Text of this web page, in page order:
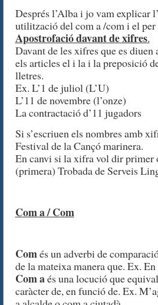
Després l’Alba i jo vam explicar
utilització del com a /com i el per
Apostrofació davant de xifres.
Davant de les xifres que es
els articles el i la i la preposició
lletres.
Ex. L’1 de juliol (L’U)
L’11 de novembre (l’onze)
La contractació d’11 jugadors
Si s’escriuen els nombres amb
Festival de la Cançó marinera.
En canvi si la xifra vol dir primer
(primera) Trobada de Serveis
Com a / Com
Comés un adverbi de
de la mateixa manera que. Ex.
Com aés una locució que
caràcter de, en funció de. Ex.